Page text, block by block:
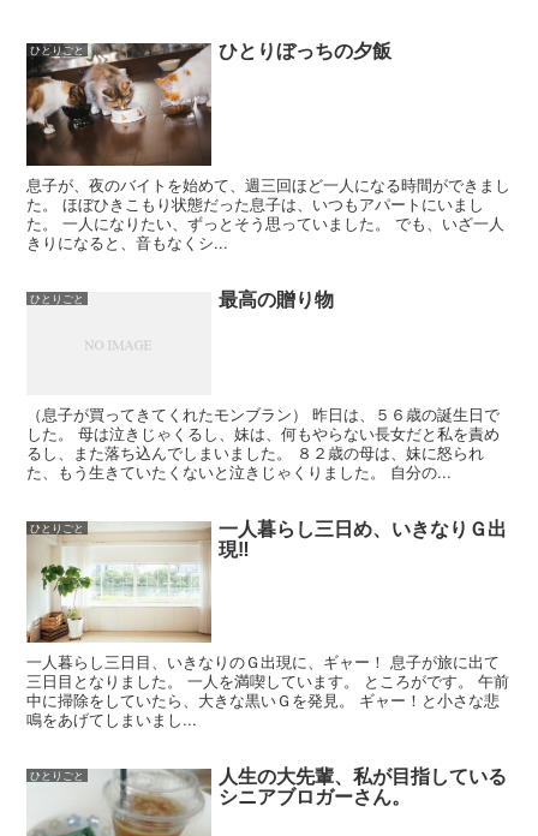
ひとりごと ひとりぼっちの夕飯
息子が、夜のバイトを始めて、週三回ほど一人になる時間ができまし
た。 ほぼひきこもり状態だった息子は、いつもアパートにいまし
た。 一人になりたい、ずっとそう思っていました。 でも、いざ一人
きりになると、音もなくシ...
ひとりごと 最高の贈り物
（息子が買ってきてくれたモンブラン） 昨日は、５６歳の誕生日で
した。 母は泣きじゃくるし、妹は、何もやらない長女だと私を責め
るし、また落ち込んでしまいました。 ８２歳の母は、妹に怒られ
た、もう生きていたくないと泣きじゃくりました。 自分の...
ひとりごと 一人暮らし三日め、いきなりＧ出
現‼
一人暮らし三日目、いきなりのＧ出現に、ギャー！ 息子が旅に出て
三日目となりました。 一人を満喫しています。 ところがです。 午前
中に掃除をしていたら、大きな黒いＧを発見。 ギャー！と小さな悲
鳴をあげてしまいまし...
ひとりごと 人生の大先輩、私が目指している
シニアブロガーさん。